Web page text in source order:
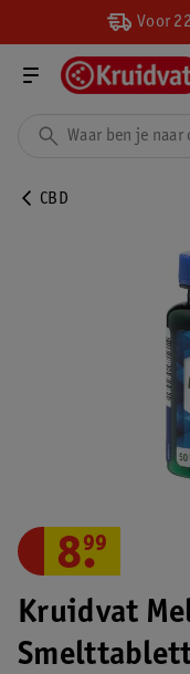
Voor
CBD
Kruidvat
8.
99